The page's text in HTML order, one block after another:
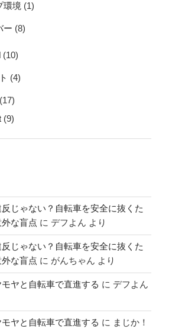
環境 (1)
ー (8)
(10)
(4)
(17)
(9)
じゃない？自転車を安全に抜くた
な盲点 に デフよん より
じゃない？自転車を安全に抜くた
な盲点 に がんちゃん より
ヤと自転車で直進する に デフよん
ヤと自転車で直進する に まじか！